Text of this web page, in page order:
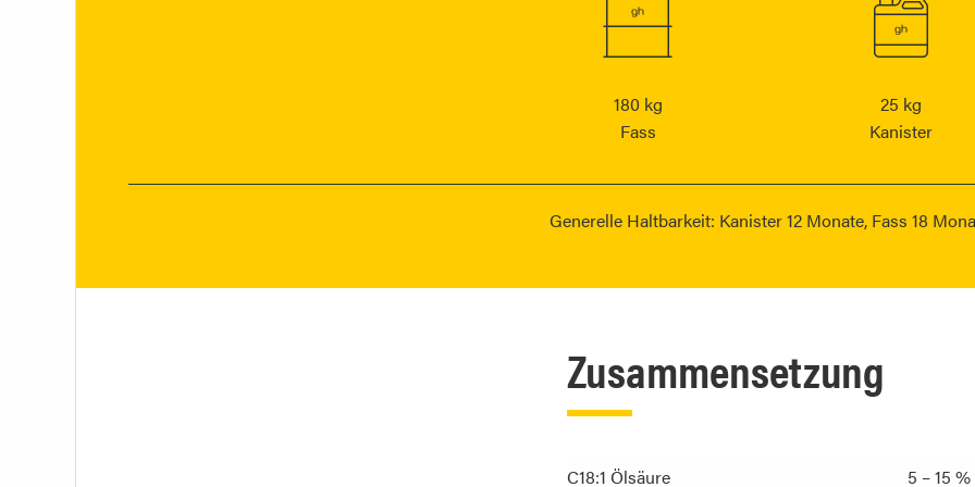
180 kg
Fass
25 kg
Kanister
Generelle Haltbarkeit: Kanister 12 Monate, Fass 18
Zusammensetzung
C18:1 Ölsäure 5 – 15 %